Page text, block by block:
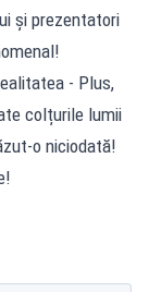
și prezentatori
- Plus,
colțurile lumii
o niciodată!